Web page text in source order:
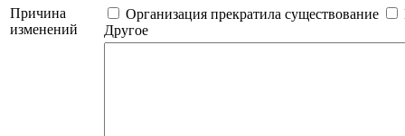
Причина
изменений
Организация прекратила существование
Другое